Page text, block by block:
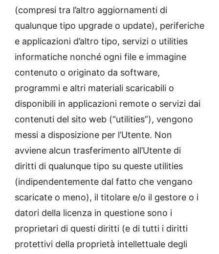
(compresi tra l’altro aggiornamenti di
qualunque tipo upgrade o update), periferiche
e applicazioni d’altro tipo, servizi o utilities
informatiche nonché ogni file e immagine
contenuto o originato da software,
programmi e altri materiali scaricabili o
disponibili in applicazioni remote o servizi dai
contenuti del sito web (“utilities”), vengono
messi a disposizione per l’Utente. Non
avviene alcun trasferimento all’Utente di
diritti di qualunque tipo su queste utilities
(indipendentemente dal fatto che vengano
scaricate o meno), il titolare e/o il gestore o i
datori della licenza in questione sono i
proprietari di questi diritti (e di tutti i diritti
protettivi della proprietà intellettuale degli